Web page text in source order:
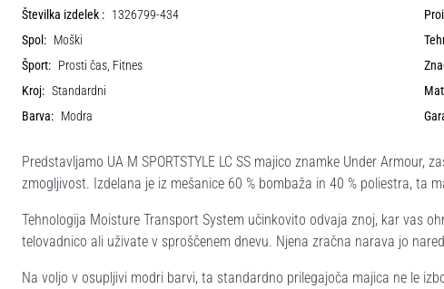
Številka izdelek : 1326799-434
Spol: Moški
Šport: Prosti čas, Fitnes
Kroj: Standardni
Barva: Modra
Predstavljamo UA M SPORTSTYLE LC SS majico znamke Under
zmogljivost. Izdelana je iz mešanice 60 % bombaža in 40 % poliestra, ta
Tehnologija Moisture Transport System učinkovito odvaja znoj, kar vas
telovadnico ali uživate v sproščenem dnevu. Njena zračna narava jo
Na voljo v osupljivi modri barvi, ta standardno prilegajoča majica ne le